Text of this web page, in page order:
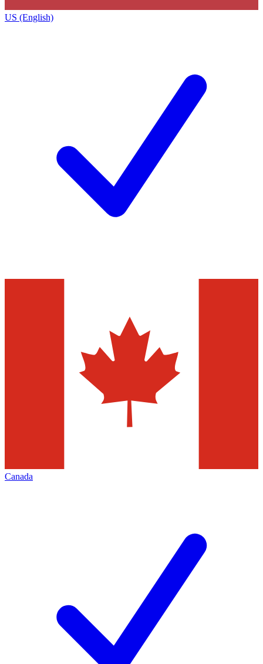
US (English)
Canada